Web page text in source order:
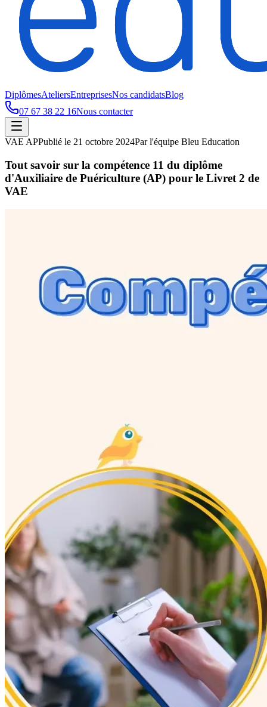
DiplômesAteliersEntreprisesNos candidatsBlog
07 67 38 22 16Nous contacter
VAE APPublié le 21 octobre 2024Parl'équipe Bleu Education
Tout savoir sur la compétence 11 du diplôme
d'Auxiliaire de Puériculture (AP) pour le Livret 2 de
VAE